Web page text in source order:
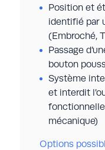
Position et
identifié par
(Embroché,
Passage
bouton
Système
et interdit
mécanique)
Options